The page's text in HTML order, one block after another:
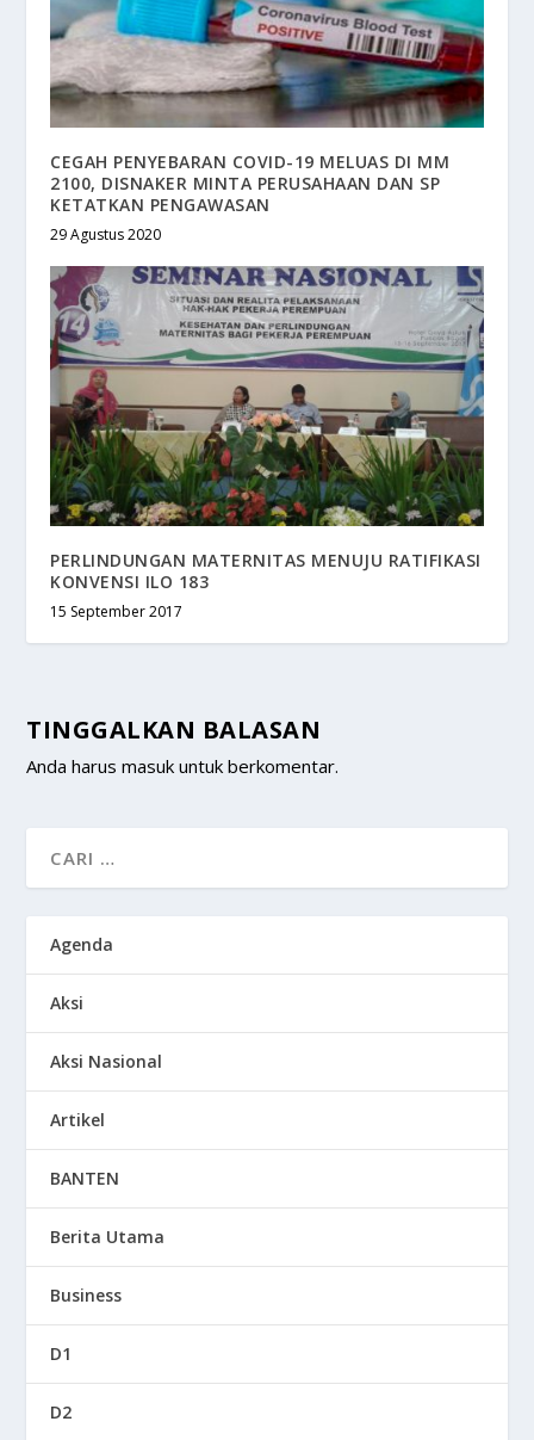
CEGAH PENYEBARAN COVID-19 MELUAS DI MM
2100, DISNAKER MINTA PERUSAHAAN DAN SP
KETATKAN PENGAWASAN
29 Agustus 2020
PERLINDUNGAN MATERNITAS MENUJU RATIFIKASI
KONVENSI ILO 183
15 September 2017
TINGGALKAN BALASAN
Anda harusmasuk untuk berkomentar.
Agenda
Aksi
Aksi Nasional
Artikel
BANTEN
Berita Utama
Business
D1
D2